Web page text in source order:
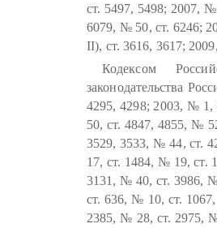
ст. 5497, 5498; 2007,
6079, № 50, ст. 6246;
II), ст. 3616, 3617;
Кодексом
законодательства
4295, 4298; 2003, №
50, ст. 4847, 4855, №
3529, 3533, № 44, ст.
17, ст. 1484, № 19, ст.
3131, № 40, ст. 3986,
ст. 636, № 10, ст.
2385, № 28, ст. 2975,